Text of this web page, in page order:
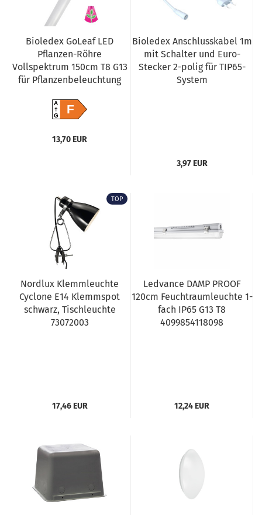
Bioledex GoLeaf LED
Pflanzen-Röhre
Vollspektrum 150cm T8 G13
für Pflanzenbeleuchtung
A
GF
13,70 EUR
Bioledex Anschlusskabel 1m
mit Schalter und Euro-
Stecker 2-polig für TIP65-
System
3,97 EUR
TOP
Nordlux Klemmleuchte
Cyclone E14 Klemmspot
schwarz, Tischleuchte
73072003
17,46 EUR
Ledvance DAMP PROOF
120cm Feuchtraumleuchte 1-
fach IP65 G13 T8
4099854118098
12,24 EUR